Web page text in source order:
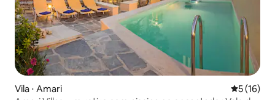
Vila ⋅ Amari 5 de uma
5 (16)